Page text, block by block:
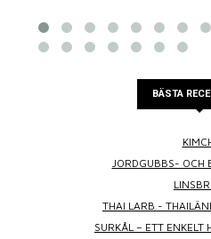
BÄSTA
JORDGUBBS- OCH
THAI LARB -
SURKÅL – ETT ENKELT